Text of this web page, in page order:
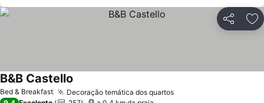
Partilhar
Bed & Breakfast Decoração temática dos quartos
B&B Castello